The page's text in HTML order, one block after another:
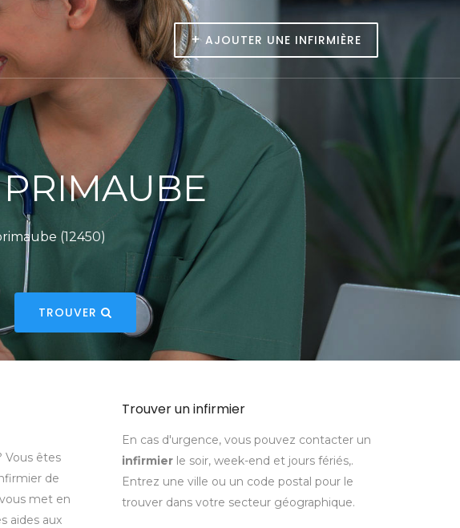
+ AJOUTER UNE INFIRMIÈRE
(12450)
TROUVER
Vous êtes
de
met en
aides aux
Trouver un infirmier
En cas d'urgence, vous pouvez contacter un
infirmier le soir, week-end et jours fériés,.
Entrez une ville ou un code postal pour le
trouver dans votre secteur géographique.